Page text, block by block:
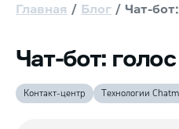
Главная Блог Чат-
Чат-бот: голос
Контакт-центр Технологии